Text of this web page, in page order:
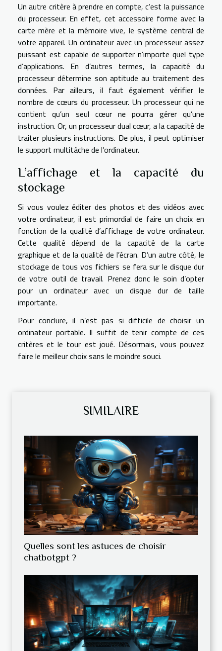
Un autre critère à prendre en compte, c’est la puissance
du processeur. En effet, cet accessoire forme avec la
carte mère et la mémoire vive, le système central de
votre appareil. Un ordinateur avec un processeur assez
puissant est capable de supporter n’importe quel type
d’applications. En d’autres termes, la capacité du
processeur détermine son aptitude au traitement des
données. Par ailleurs, il faut également vérifier le
nombre de cœurs du processeur. Un processeur qui ne
contient qu’un seul cœur ne pourra gérer qu’une
instruction. Or, un processeur dual cœur, a la capacité de
traiter plusieurs instructions. De plus, il peut optimiser
le support multitâche de l’ordinateur.
L’affichage et la capacité du
stockage
Si vous voulez éditer des photos et des vidéos avec
votre ordinateur, il est primordial de faire un choix en
fonction de la qualité d’affichage de votre ordinateur.
Cette qualité dépend de la capacité de la carte
graphique et de la qualité de l’écran. D’un autre côté, le
stockage de tous vos fichiers se fera sur le disque dur
de votre outil de travail. Prenez donc le soin d’opter
pour un ordinateur avec un disque dur de taille
importante.
Pour conclure, il n’est pas si difficile de choisir un
ordinateur portable. Il suffit de tenir compte de ces
critères et le tour est joué. Désormais, vous pouvez
faire le meilleur choix sans le moindre souci.
SIMILAIRE
Quelles sont les astuces de choisir
chatbotgpt ?